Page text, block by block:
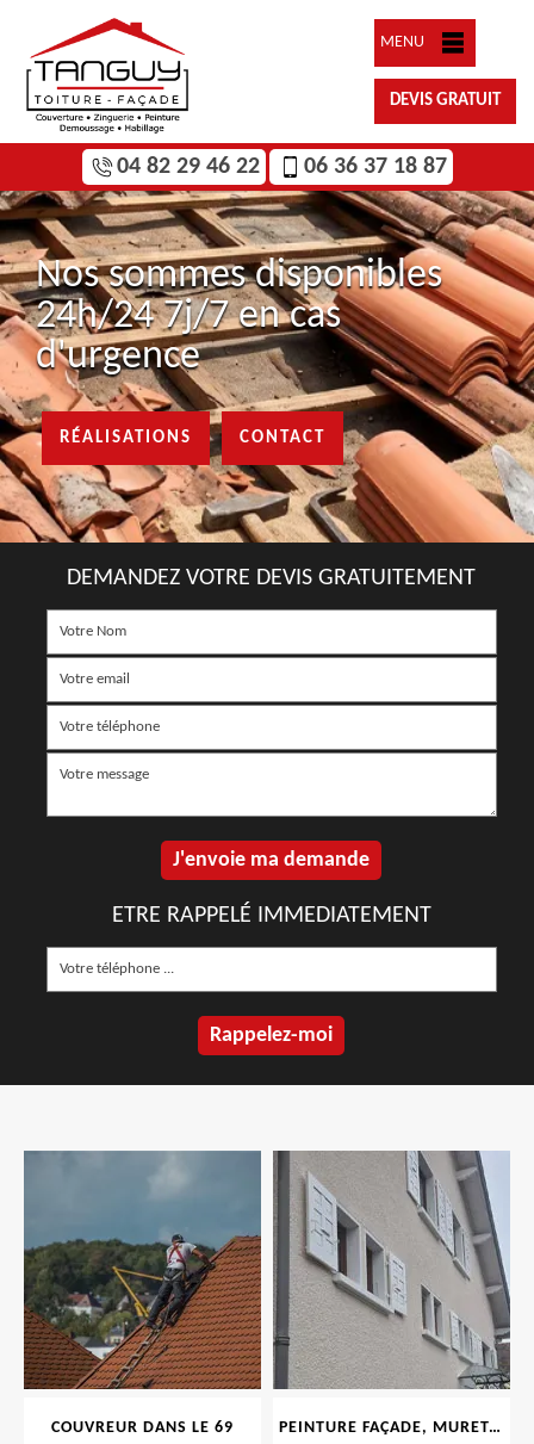
MENU
DEVIS GRATUIT
04 82 29 46 22 06 36 37 18 87
Nos sommes disponibles
24h/24 7j/7 en cas
d'urgence
RÉALISATIONS CONTACT
DEMANDEZ VOTRE DEVIS GRATUITEMENT
ETRE RAPPELÉ IMMEDIATEMENT
COUVREUR DANS LE 69 PEINTURE FAÇADE, MURET, TOITURE, BOISERIE, FERRONERIE, GOUTTIÈRE 69